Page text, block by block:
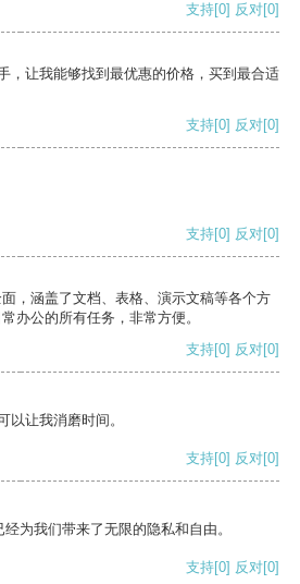
支持[0] 反对[0]
，让我能够找到最优惠的价格，买到最合适
支持[0] 反对[0]
支持[0] 反对[0]
，涵盖了文档、表格、演示文稿等各个方
办公的所有任务，非常方便。
支持[0] 反对[0]
以让我消磨时间。
支持[0] 反对[0]
为我们带来了无限的隐私和自由。
支持[0] 反对[0]